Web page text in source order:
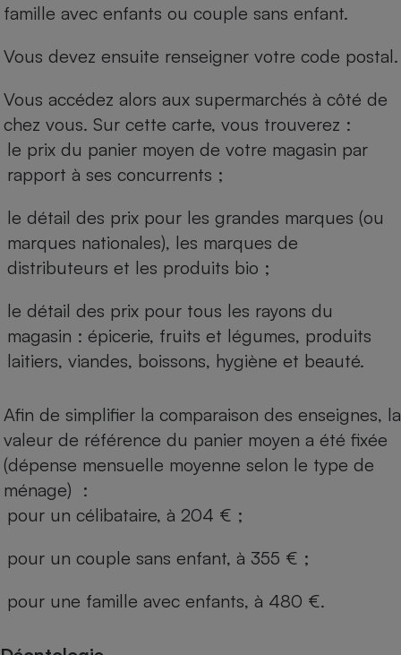
famille avec enfants ou couple sans enfant.
Vous devez ensuite renseigner votre code postal.
Vous accédez alors aux supermarchés à côté de
chez vous. Sur cette carte, vous trouverez :
le prix du panier moyen de votre magasin par
rapport à ses concurrents ;
le détail des prix pour les grandes marques (ou
marques nationales), les marques de
distributeurs et les produits bio ;
le détail des prix pour tous les rayons du
magasin : épicerie, fruits et légumes, produits
laitiers, viandes, boissons, hygiène et beauté.
Afin de simplifier la comparaison des enseignes, la
valeur de référence du panier moyen a été fixée
(dépense mensuelle moyenne selon le type de
ménage) :
pour un célibataire, à 204 € ;
pour un couple sans enfant, à 355 € ;
pour une famille avec enfants, à 480 €.